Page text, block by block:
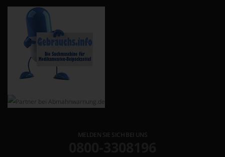
MELDEN SIE SICH BEI UNS